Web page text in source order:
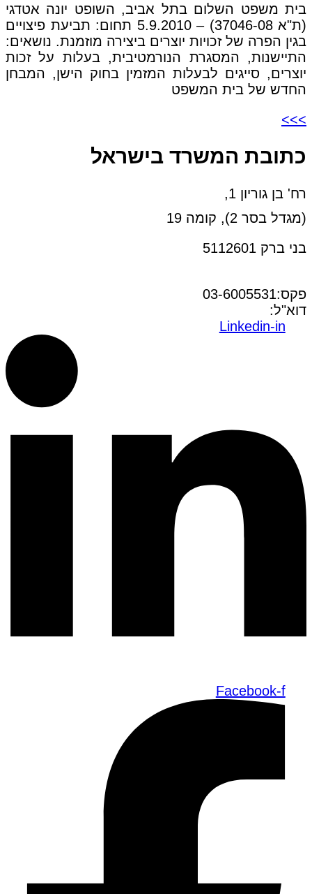
בית משפט השלום בתל אביב, השופט יונה אטדגי
(ת"א 37046-08) – 5.9.2010 תחום: תביעת פיצויים
בגין הפרה של זכויות יוצרים ביצירה מוזמנת. נושאים:
התיישנות, המסגרת הנורמטיבית, בעלות על זכות
יוצרים, סייגים לבעלות המזמין בחוק הישן, המבחן
החדש של בית המשפט
>>>
כתובת המשרד בישראל
רח' בן גוריון 1,
(מגדל בסר 2), קומה 19
בני ברק 5112601
פקס:03-6005531
דוא"ל:
Linkedin-in
Facebook-f